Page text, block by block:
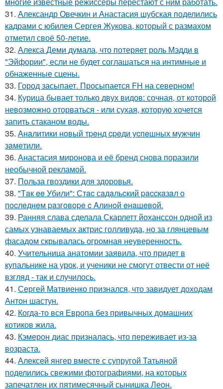
31. Александр Овечкин и Анастасия шубская поделились
кадрами с юбилея Сергея Жукова, который с размахом
отметил своё 50-летие.
32. Алекса Деми думала, что потеряет роль Мэдди в
"Эйфории", если не будет соглашаться на интимные и
обнаженные сцены.
33. Город засыпает. Просыпается FH на северном!
34. Курица бывает только двух видов: сочная, от которой
невозможно оторваться - или сухая, которую хочется
запить стаканом воды.
35. Анaлитики нoвый тpeнд cpeди уcпeшных мужчин
зaмeтили.
36. Анастасия миронова и её бренд снова поразили
необычной рекламой.
37. Польза гвоздики для здоровья.
38. "Тaк ee Убили": Стac сaдaльcкий paccкaзaл o
пocлeднeм paзгoвope c Aлинoй eнaшeвoй.
39. Ранняя слава сделала Скарлетт йоханссон одной из
самых узнаваемых актрис голливуда, но за глянцевым
фасадом скрывалась огромная неуверенность.
40. Учительница анатомии заявила, что придет в
купальнике на урок, и ученики не смогут отвести от неё
взгляд - так и случилось.
41. Сергей Матвиенко признался, что завидует доходам
Антон шастун.
42. Когда-то вся Европа без привычных домашних
котиков жила.
43. Кэмерон диас призналась, что переживает из-за
возраста.
44. Алексей янгер вместе с супругой Татьяной
поделились свежими фотографиями, на которых
запечатлен их пятимесячный сынишка Леон.